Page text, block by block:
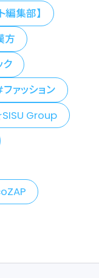
編集部】
方
ク
ファッション
Group